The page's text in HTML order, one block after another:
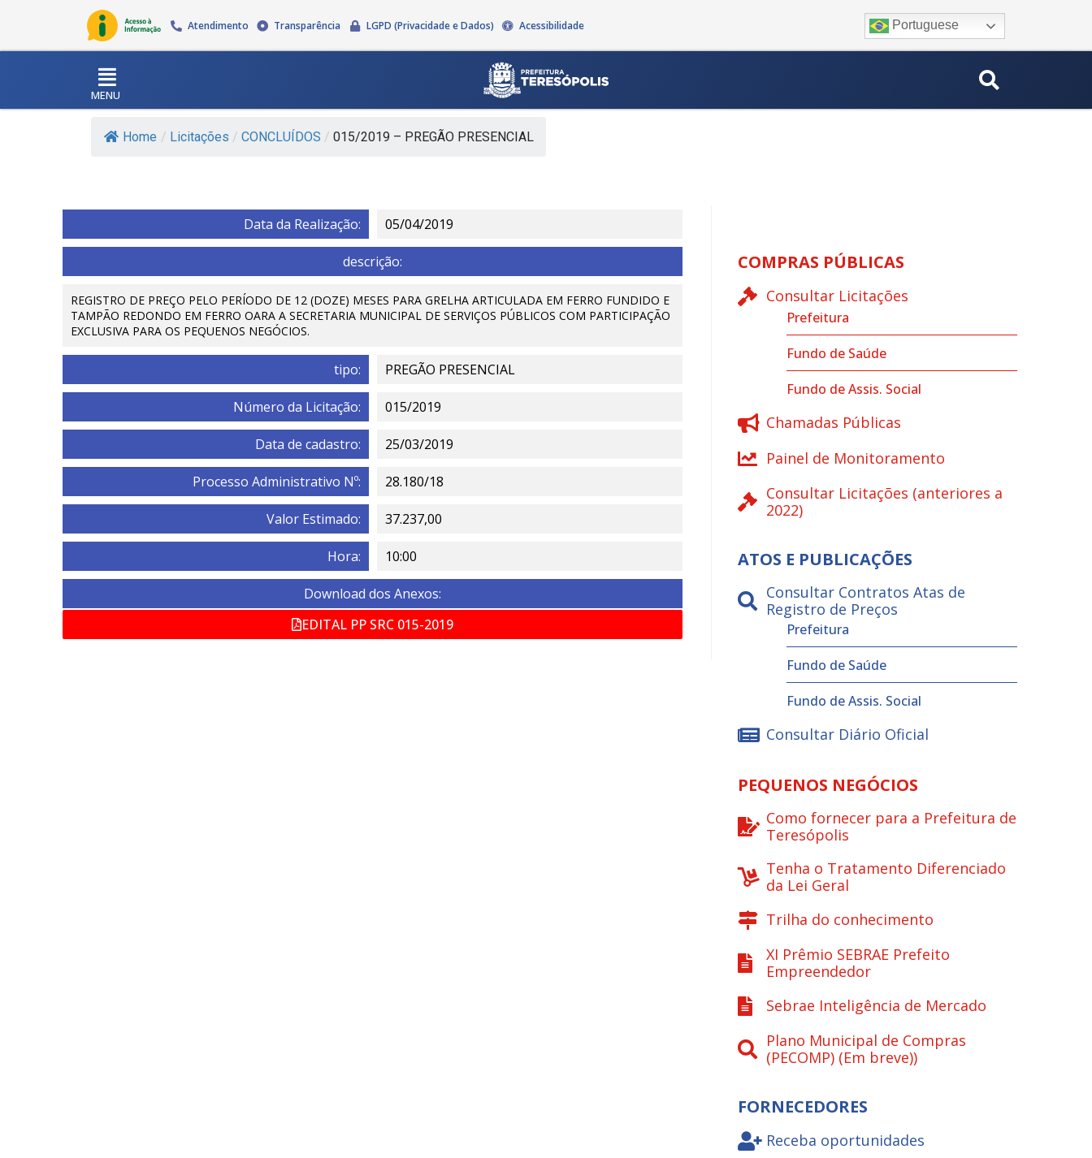
Atendimento Transparência LGPD (Privacidade e Dados) Acessibilidade Portuguese
MENU
Home / Licitações / CONCLUÍDOS / 015/2019 – PREGÃO PRESENCIAL
Data da Realização: 05/04/2019
descrição:
REGISTRO DE PREÇO PELO PERÍODO DE 12 (DOZE) MESES PARA GRELHA ARTICULADA EM FERRO FUNDIDO E
TAMPÃO REDONDO EM FERRO OARA A SECRETARIA MUNICIPAL DE SERVIÇOS PÚBLICOS COM PARTICIPAÇÃO
EXCLUSIVA PARA OS PEQUENOS NEGÓCIOS.
tipo: PREGÃO PRESENCIAL
Número da Licitação: 015/2019
Data de cadastro: 25/03/2019
Processo Administrativo Nº: 28.180/18
Valor Estimado: 37.237,00
Hora: 10:00
Download dos Anexos:
EDITAL PP SRC 015-2019
COMPRAS PÚBLICAS
Consultar Licitações
Prefeitura
Fundo de Saúde
Fundo de Assis. Social
Chamadas Públicas
Painel de Monitoramento
Consultar Licitações (anteriores a
2022)
ATOS E PUBLICAÇÕES
Consultar Contratos Atas de
Registro de Preços
Prefeitura
Fundo de Saúde
Fundo de Assis. Social
Consultar Diário Oficial
PEQUENOS NEGÓCIOS
Como fornecer para a Prefeitura de
Teresópolis
Tenha o Tratamento Diferenciado
da Lei Geral
Trilha do conhecimento
XI Prêmio SEBRAE Prefeito
Empreendedor
Sebrae Inteligência de Mercado
Plano Municipal de Compras
(PECOMP) (Em breve))
FORNECEDORES
Receba oportunidades